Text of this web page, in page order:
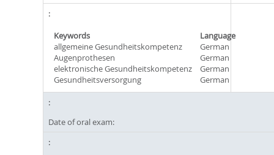
Keywords
Language
allgemeine Gesundheitskompetenz
German
Augenprothesen
German
elektronische Gesundheitskompetenz
German
Gesundheitsversorgung
German
Date of oral exam: